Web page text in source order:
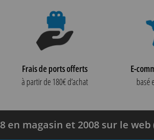
Frais de ports offerts
à partir de 180€ d’achat
E-
basé
en magasin et 2008 sur le web